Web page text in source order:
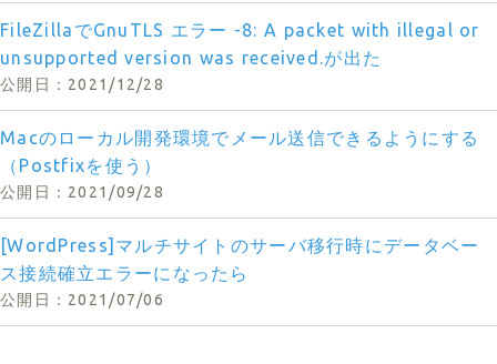
FileZillaでGnuTLS エラー -8: A packet with illegal or
unsupported version was received.が出た
2021/12/28
Macのローカル開発環境でメール送信できるようにする
（Postfixを使う）
2021/09/28
[WordPress]マルチサイトのサーバ移行時にデータベー
ス接続確立エラーになったら
2021/07/06